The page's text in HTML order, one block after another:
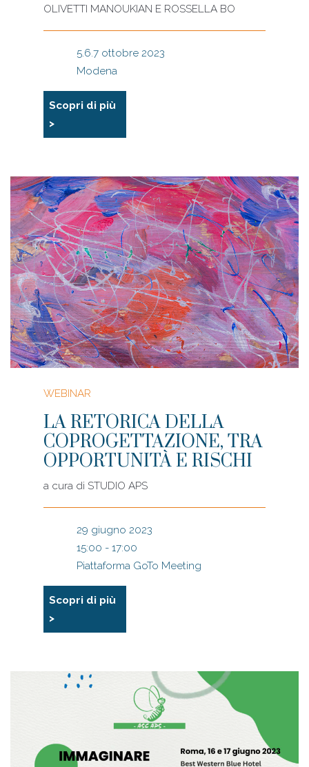
OLIVETTI MANOUKIAN E ROSSELLA BO
5.6.7 ottobre 2023
Modena
Scopri di più
>
WEBINAR
LA RETORICA DELLA
COPROGETTAZIONE, TRA
OPPORTUNITÀ E RISCHI
a cura di STUDIO APS
29 giugno 2023
15:00 - 17:00
Piattaforma GoTo Meeting
Scopri di più
>